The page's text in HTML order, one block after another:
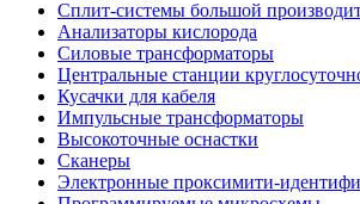
Сплит-системы большой
Анализаторы кислорода
Силовые трансформаторы
Центральные станции
Кусачки для кабеля
Импульсные трансформаторы
Высокоточные оснастки
Сканеры
Электронные проксимити-